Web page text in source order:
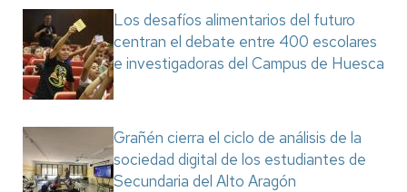
Los desafíos alimentarios del futuro
centran el debate entre 400 escolares
e investigadoras del Campus de Huesca
Grañén cierra el ciclo de análisis de la
sociedad digital de los estudiantes de
Secundaria del Alto Aragón